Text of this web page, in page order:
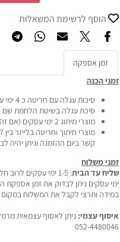
הוסף לרשימת המשאלות
זמן אספקה
זמני הכנה
סיכות עגלה עם חריטה כ 4 ימי עסקים
סיכת עגלה בשיטת הלחמת שם כ 10 ימי עבודה (בדר"כ
מוצרי מיתוג 2 ימי עסקים (אם זה דחוף יותר לעדכן בהזמנה)
קשר ביום ההזמנה וניתן יהיה
זמני משלוח
שליח עד הבית
במידה ותרצי לקבל את המשלוח במקום
איסוף עצמי: ניתן לאסוף עצמאית
052-4480046